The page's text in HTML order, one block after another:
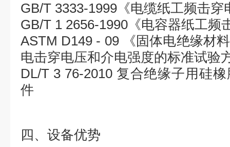
GB/T 3333-1999《电缆纸工频击穿
GB/T 1 2656-1990《电容器纸工频
ASTM D149 - 09 《固体电绝缘材
电击穿电压和介电强度的标准试验
DL/T 3 76-2010 复合绝缘子用硅
件
四、设备优势